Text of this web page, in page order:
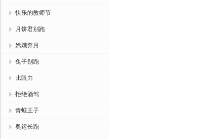
快乐的教师节
月饼君别跑
嫦娥奔月
兔子别跑
比眼力
拒绝酒驾
青蛙王子
奥运长跑